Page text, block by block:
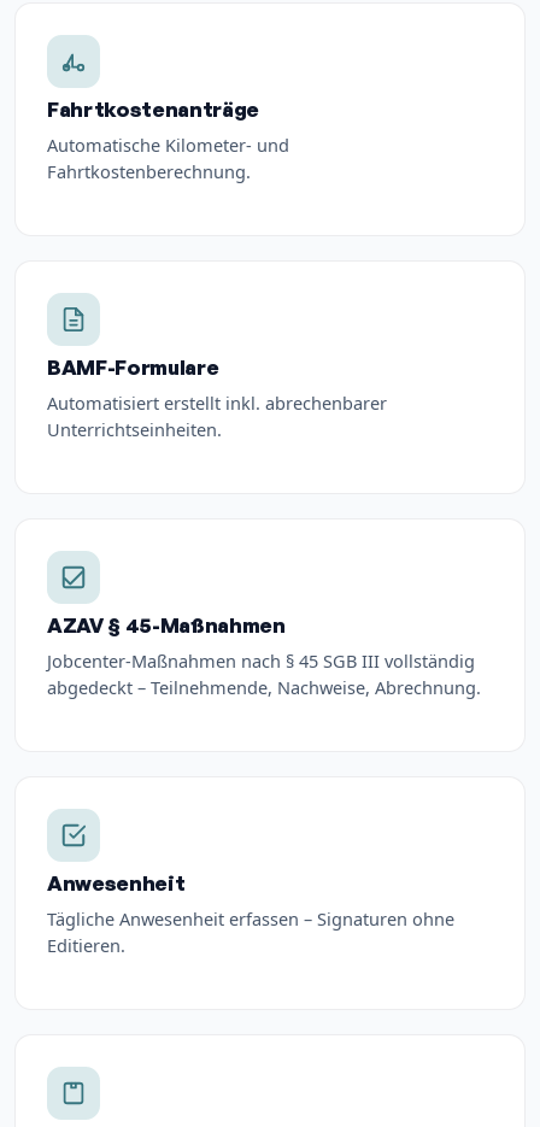
Fahrtkostenanträge
Automatische Kilometer- und
Fahrtkostenberechnung.
BAMF-Formulare
Automatisiert erstellt inkl. abrechenbarer
Unterrichtseinheiten.
AZAV § 45-Maßnahmen
Jobcenter-Maßnahmen nach § 45 SGB III vollständig
abgedeckt – Teilnehmende, Nachweise, Abrechnung.
Anwesenheit
Tägliche Anwesenheit erfassen – Signaturen ohne
Editieren.